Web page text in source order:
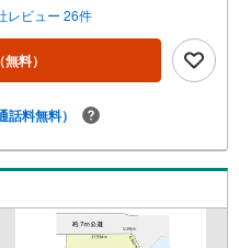
レビュー 26件
（無料）
話料無料）